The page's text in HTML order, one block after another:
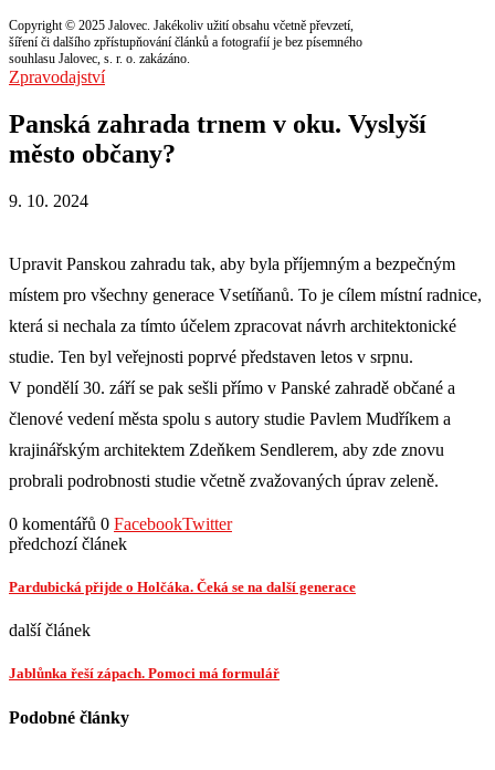
Copyright © 2025 Jalovec. Jakékoliv užití obsahu včetně převzetí,
šíření či dalšího zpřístupňování článků a fotografií je bez písemného
souhlasu Jalovec, s. r. o. zakázáno.
Zpravodajství
Panská zahrada trnem v oku. Vyslyší
město občany?
9. 10. 2024
Upravit Panskou zahradu tak, aby byla příjemným a bezpečným
místem pro všechny generace Vsetíňanů. To je cílem místní radnice,
která si nechala za tímto účelem zpracovat návrh architektonické
studie. Ten byl veřejnosti poprvé představen letos v srpnu.
V pondělí 30. září se pak sešli přímo v Panské zahradě občané a
členové vedení města spolu s autory studie Pavlem Mudříkem a
krajinářským architektem Zdeňkem Sendlerem, aby zde znovu
probrali podrobnosti studie včetně zvažovaných úprav zeleně.
0 komentářů 0 FacebookTwitter
předchozí článek
Pardubická přijde o Holčáka. Čeká se na další generace
další článek
Jablůnka řeší zápach. Pomoci má formulář
Podobné články